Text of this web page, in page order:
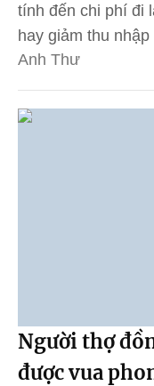
tính đến chi phí đi
hay giảm thu
Anh Thư
Người thợ
được vua